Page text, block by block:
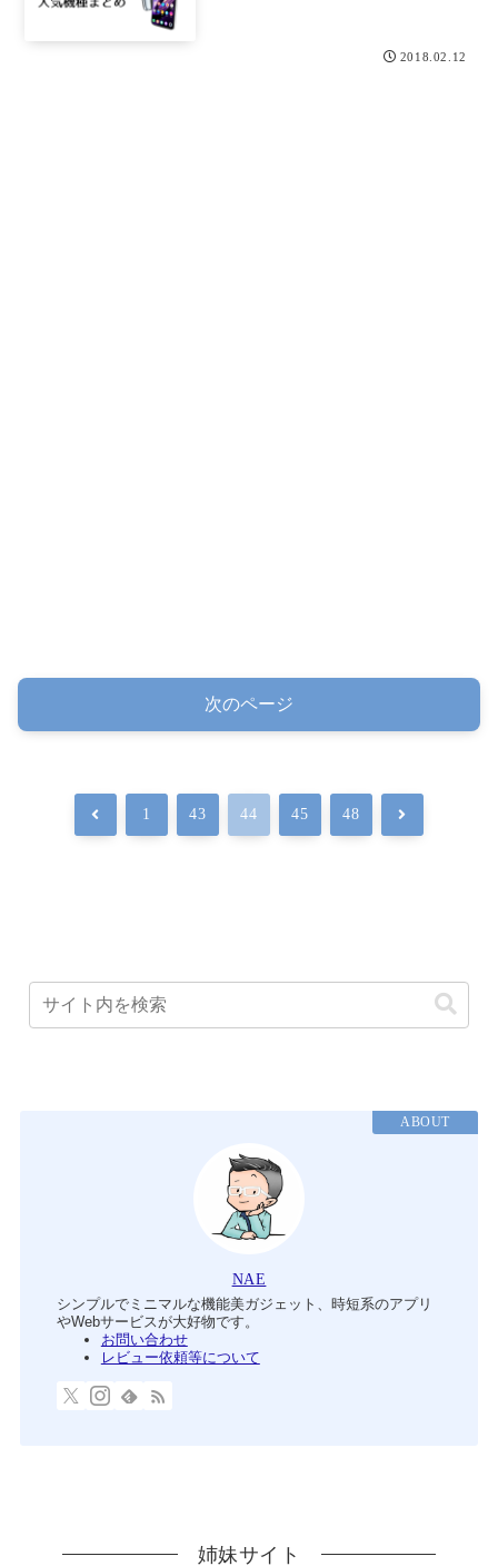
2018.02.12
次のページ
前 1 43 44 45 48 次
ABOUT
NAE
シンプルでミニマルな機能美ガジェット、時短系のアプリ
やWebサービスが大好物です。
お問い合わせ
レビュー依頼等について
姉妹サイト